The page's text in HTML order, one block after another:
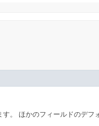
。 ほかのフィールドのデフ